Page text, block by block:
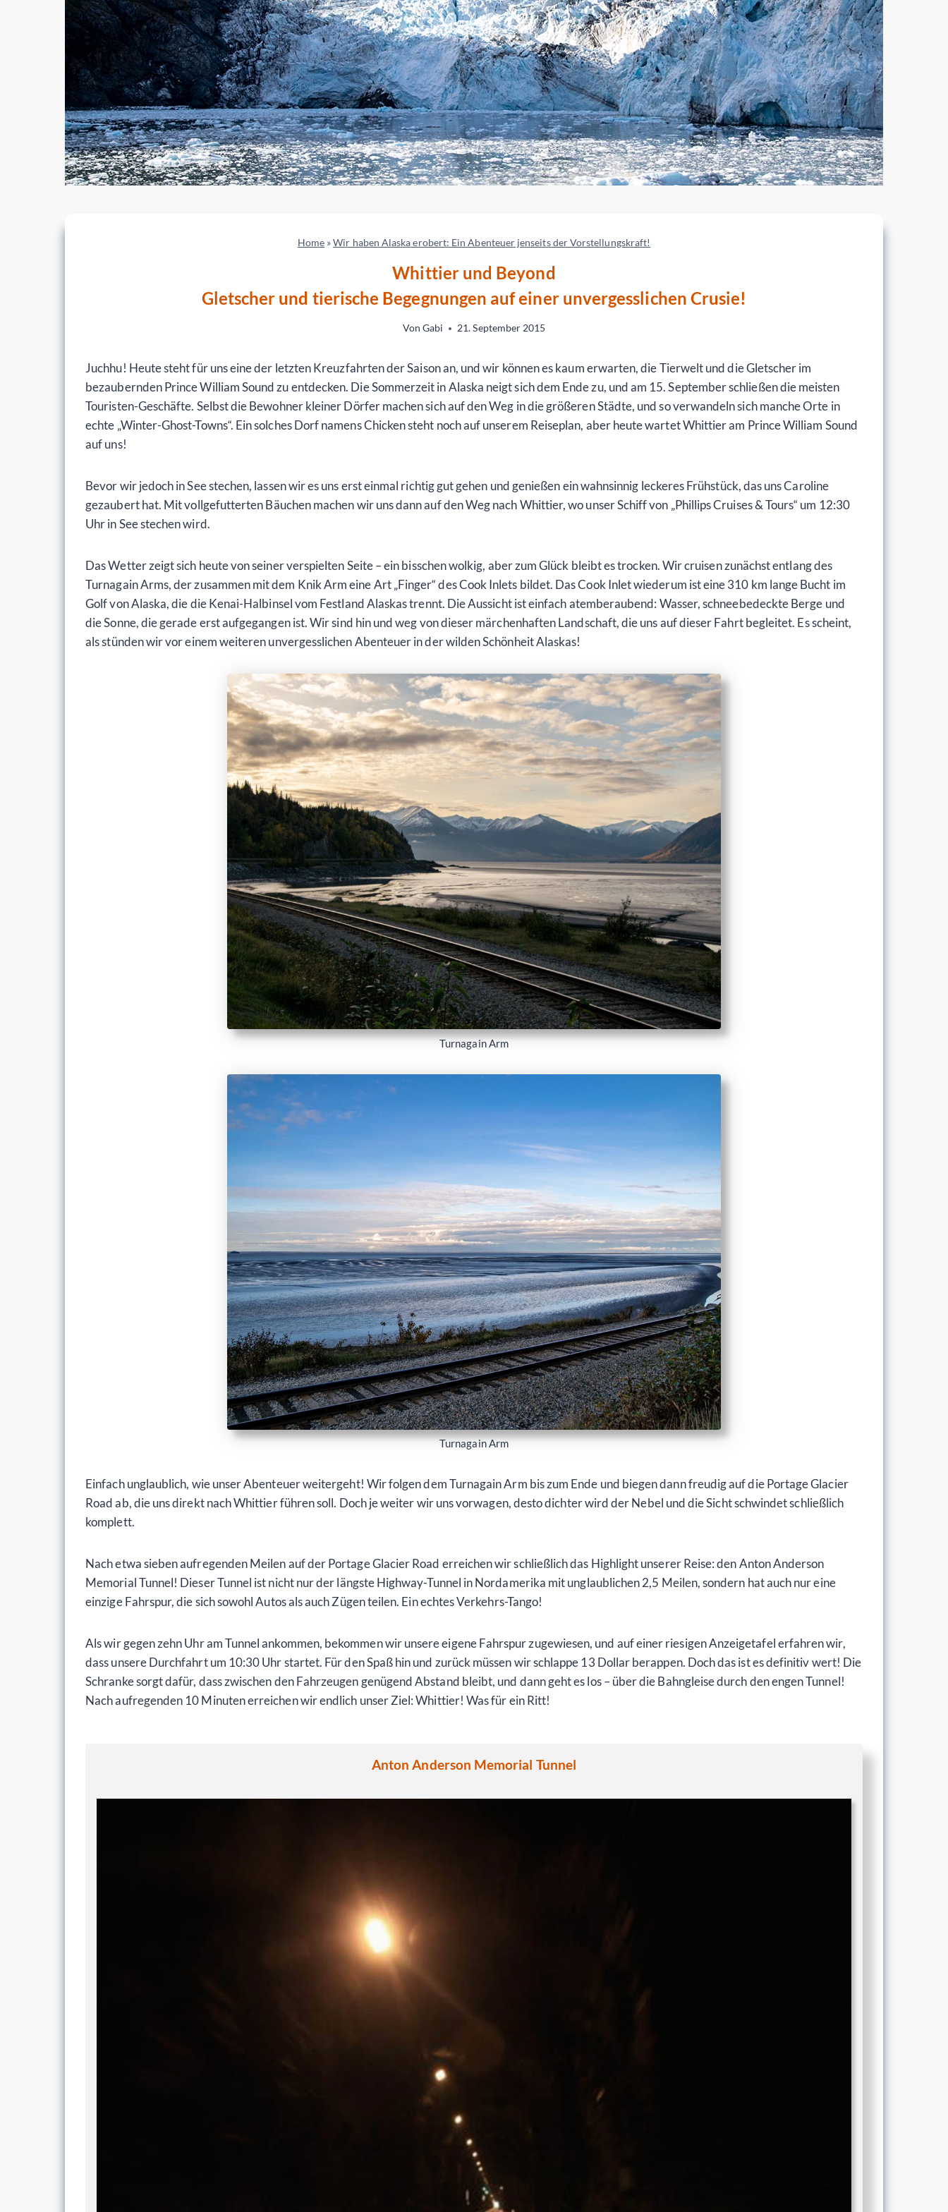
Home »Wir haben Alaska erobert: Ein Abenteuer jenseits der Vorstellungskraft!
Whittier und Beyond
Gletscher und tierische Begegnungen auf einer unvergesslichen Crusie!
Von Gabi 21. September 2015
Juchhu! Heute steht für uns eine der letzten Kreuzfahrten der Saison an, und wir können es kaum erwarten, die Tierwelt und die Gletscher im
bezaubernden Prince William Sound zu entdecken. Die Sommerzeit in Alaska neigt sich dem Ende zu, und am 15. September schließen die meisten
Touristen-Geschäfte. Selbst die Bewohner kleiner Dörfer machen sich auf den Weg in die größeren Städte, und so verwandeln sich manche Orte in
echte „Winter-Ghost-Towns“. Ein solches Dorf namens Chicken steht noch auf unserem Reiseplan, aber heute wartet Whittier am Prince William Sound
auf uns!
Bevor wir jedoch in See stechen, lassen wir es uns erst einmal richtig gut gehen und genießen ein wahnsinnig leckeres Frühstück, das uns Caroline
gezaubert hat. Mit vollgefutterten Bäuchen machen wir uns dann auf den Weg nach Whittier, wo unser Schiff von „Phillips Cruises & Tours“ um 12:30
Uhr in See stechen wird.
Das Wetter zeigt sich heute von seiner verspielten Seite – ein bisschen wolkig, aber zum Glück bleibt es trocken. Wir cruisen zunächst entlang des
Turnagain Arms, der zusammen mit dem Knik Arm eine Art „Finger“ des Cook Inlets bildet. Das Cook Inlet wiederum ist eine 310 km lange Bucht im
Golf von Alaska, die die Kenai-Halbinsel vom Festland Alaskas trennt. Die Aussicht ist einfach atemberaubend: Wasser, schneebedeckte Berge und
die Sonne, die gerade erst aufgegangen ist. Wir sind hin und weg von dieser märchenhaften Landschaft, die uns auf dieser Fahrt begleitet. Es scheint,
als stünden wir vor einem weiteren unvergesslichen Abenteuer in der wilden Schönheit Alaskas!
Turnagain Arm
Turnagain Arm
Einfach unglaublich, wie unser Abenteuer weitergeht! Wir folgen dem Turnagain Arm bis zum Ende und biegen dann freudig auf die Portage Glacier
Road ab, die uns direkt nach Whittier führen soll. Doch je weiter wir uns vorwagen, desto dichter wird der Nebel und die Sicht schwindet schließlich
komplett.
Nach etwa sieben aufregenden Meilen auf der Portage Glacier Road erreichen wir schließlich das Highlight unserer Reise: den Anton Anderson
Memorial Tunnel! Dieser Tunnel ist nicht nur der längste Highway-Tunnel in Nordamerika mit unglaublichen 2,5 Meilen, sondern hat auch nur eine
einzige Fahrspur, die sich sowohl Autos als auch Zügen teilen. Ein echtes Verkehrs-Tango!
Als wir gegen zehn Uhr am Tunnel ankommen, bekommen wir unsere eigene Fahrspur zugewiesen, und auf einer riesigen Anzeigetafel erfahren wir,
dass unsere Durchfahrt um 10:30 Uhr startet. Für den Spaß hin und zurück müssen wir schlappe 13 Dollar berappen. Doch das ist es definitiv wert! Die
Schranke sorgt dafür, dass zwischen den Fahrzeugen genügend Abstand bleibt, und dann geht es los – über die Bahngleise durch den engen Tunnel!
Nach aufregenden 10 Minuten erreichen wir endlich unser Ziel: Whittier! Was für ein Ritt!
Anton Anderson Memorial Tunnel